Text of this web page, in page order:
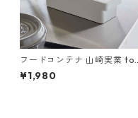
フードコンテナ 山崎実業
er タワー 奥まで使えるハンド
ル付き密閉フードコンテナ ホ
¥1,980